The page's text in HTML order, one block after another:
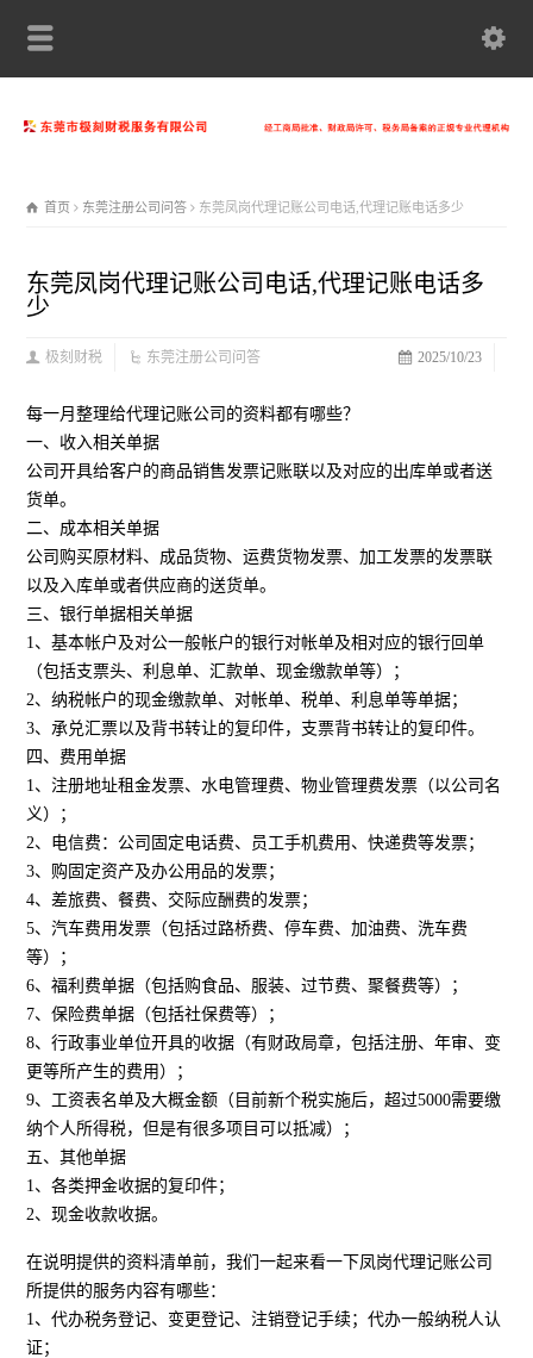
首页 东莞注册公司问答 东莞凤岗代理记账公司电话,代理记账电话多少
东莞凤岗代理记账公司电话,代理记账电话多
少
2025/10/23
极刻财税 东莞注册公司问答
每一月整理给代理记账公司的资料都有哪些？
一、收入相关单据
公司开具给客户的商品销售发票记账联以及对应的出库单或者送
货单。
二、成本相关单据
公司购买原材料、成品货物、运费货物发票、加工发票的发票联
以及入库单或者供应商的送货单。
三、银行单据相关单据
1、基本帐户及对公一般帐户的银行对帐单及相对应的银行回单
（包括支票头、利息单、汇款单、现金缴款单等）；
2、纳税帐户的现金缴款单、对帐单、税单、利息单等单据；
3、承兑汇票以及背书转让的复印件，支票背书转让的复印件。
四、费用单据
1、注册地址租金发票、水电管理费、物业管理费发票（以公司名
义）；
2、电信费：公司固定电话费、员工手机费用、快递费等发票；
3、购固定资产及办公用品的发票；
4、差旅费、餐费、交际应酬费的发票；
5、汽车费用发票（包括过路桥费、停车费、加油费、洗车费
等）；
6、福利费单据（包括购食品、服装、过节费、聚餐费等）；
7、保险费单据（包括社保费等）；
8、行政事业单位开具的收据（有财政局章，包括注册、年审、变
更等所产生的费用）；
9、工资表名单及大概金额（目前新个税实施后，超过5000需要缴
纳个人所得税，但是有很多项目可以抵减）；
五、其他单据
1、各类押金收据的复印件；
2、现金收款收据。
在说明提供的资料清单前，我们一起来看一下凤岗代理记账公司
所提供的服务内容有哪些：
1、代办税务登记、变更登记、注销登记手续；代办一般纳税人认
证；